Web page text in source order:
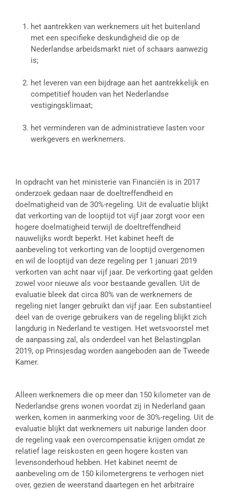
het aantrekken van werknemers uit het buitenland
met een specifieke deskundigheid die op de
Nederlandse arbeidsmarkt niet of schaars aanwezig
is;
het leveren van een bijdrage aan het aantrekkelijk en
competitief houden van het Nederlandse
vestigingsklimaat;
het verminderen van de administratieve lasten voor
werkgevers en werknemers.
In opdracht van het ministerie van Financiën is in 2017
onderzoek gedaan naar de doeltreffendheid en
doelmatigheid van de 30%-regeling. Uit de evaluatie blijkt
dat verkorting van de looptijd tot vijf jaar zorgt voor een
hogere doelmatigheid terwijl de doeltreffendheid
nauwelijks wordt beperkt. Het kabinet heeft de
aanbeveling tot verkorting van de looptijd overgenomen
en wil de looptijd van deze regeling per 1 januari 2019
verkorten van acht naar vijf jaar. De verkorting gaat gelden
zowel voor nieuwe als voor bestaande gevallen. Uit de
evaluatie bleek dat circa 80% van de werknemers de
regeling niet langer gebruikt dan vijf jaar. Een substantieel
deel van de overige gebruikers van de regeling blijkt zich
langdurig in Nederland te vestigen. Het wetsvoorstel met
de aanpassing zal, als onderdeel van het Belastingplan
2019, op Prinsjesdag worden aangeboden aan de Tweede
Kamer.
Alleen werknemers die op meer dan 150 kilometer van de
Nederlandse grens wonen voordat zij in Nederland gaan
werken, komen in aanmerking voor de 30%-regeling. Uit de
evaluatie blijkt dat werknemers uit naburige landen door
de regeling vaak een overcompensatie krijgen omdat ze
relatief lage reiskosten en geen hogere kosten van
levensonderhoud hebben. Het kabinet neemt de
aanbeveling om de 150 kilometergrens te verhogen niet
over, gezien de weerstand daartegen en het arbitraire